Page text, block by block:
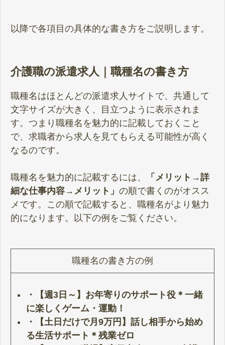
以降で各項目の具体的な書き方をご説明します。
介護職の派遣求人｜職種名の書き方
職種名はほとんどの派遣求人サイトで、共通して
文字サイズが大きく、目立つように表示されま
す。つまり職種名を魅力的に記載しておくこと
で、求職者から求人を見てもらえる可能性が高く
なるのです。
職種名を魅力的に記載するには、
「メリット→詳
細な仕事内容→メリット」 の順で書くのがオスス
メです。この順で記載すると、職種名がより魅力
的になります。以下の例をご覧ください。
職種名の書き方の例
・【週3日～】お年寄りのサポート役＊一緒
に楽しくゲーム・運動！
・【土日だけで月9万円】話し相手から始め
る生活サポート＊残業ゼロ